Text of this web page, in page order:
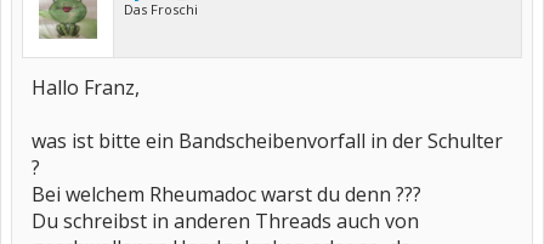
Das Froschi
Hallo Franz,
was ist bitte ein Bandscheibenvorfall in der Schulter
?
Bei welchem Rheumadoc warst du denn ???
Du schreibst in anderen Threads auch von